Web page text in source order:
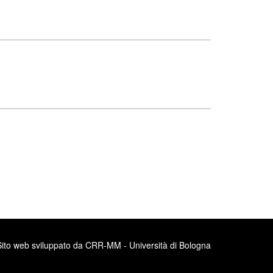
web sviluppato da CRR-MM - Università di Bologna